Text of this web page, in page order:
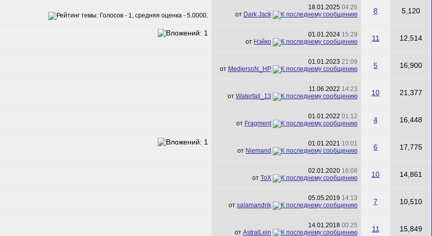
18.01.2025 04:26
от Dark Jack 8 5,120
01.01.2024 15:29
от Нэйко 11 12,514
01.01.2023 21:09
от MedjersoN_HP 5 16,900
11.06.2022 14:23
от Waterfall_13 10 21,377
01.01.2022 01:12
от Fragment 4 16,448
01.01.2021 10:01
от Niemand 6 17,775
02.01.2020 16:08
от ToX 10 14,861
05.05.2019 14:13
от salamandrik 7 10,510
14.01.2018 00:25
от AstralLein 11 15,849